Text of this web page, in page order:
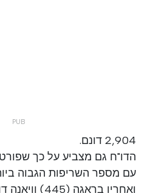
2,904 דונם.